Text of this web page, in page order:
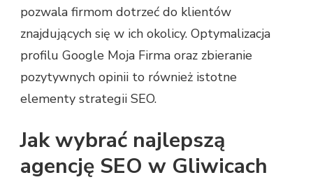
pozwala firmom dotrzeć do klientów
znajdujących się w ich okolicy. Optymalizacja
profilu Google Moja Firma oraz zbieranie
pozytywnych opinii to również istotne
elementy strategii SEO.
Jak wybrać najlepszą
agencję SEO w Gliwicach